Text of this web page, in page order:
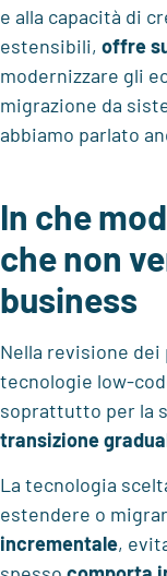
e alla capacità di
estensibili, offre
modernizzare gli
migrazione da
abbiamo parlato
In che
che non
business
Nella revisione dei
tecnologie low-
soprattutto per la
transizione
La tecnologia
estendere o
incrementale,